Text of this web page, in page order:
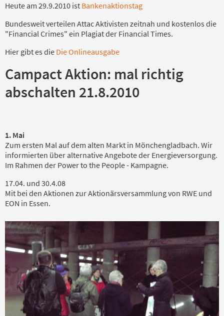
Heute am 29.9.2010 ist Bankenaktionstag
Bundesweit verteilen Attac Aktivisten zeitnah und kostenlos die
"Financial Crimes" ein Plagiat der Financial Times.
Hier gibt es die Die Onlineausgabe
Campact Aktion: mal richtig
abschalten 21.8.2010
1. Mai
Zum ersten Mal auf dem alten Markt in Mönchengladbach. Wir
informierten über alternative Angebote der Energieversorgung.
Im Rahmen der Power to the People - Kampagne.
17.04. und 30.4.08
Mit bei den Aktionen zur Aktionärsversammlung von RWE und
EON in Essen.